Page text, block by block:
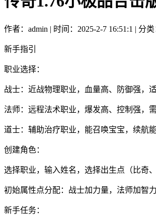
作者：admin | 时间：2025-2-7 16:51:1 | 分
新手指引
职业选择：
战士：近战物理职业，血量高、防御强，适
法师：远程法术职业，爆发高、控制强，
道士：辅助治疗职业，能召唤宝宝，续航能
创建角色：
选择职业，输入姓名，选择出生点（比奇
初始属性点分配：战士加力量，法师加智
新手任务：